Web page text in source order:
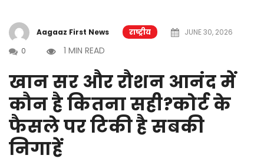
Aagaaz First News राष्ट्रीय
JUNE 30, 2026
0
1 MIN READ
खान सर और रौशन आनंद में
कौन है कितना सही?कोर्ट के
फैसले पर टिकी है सबकी
निगाहें